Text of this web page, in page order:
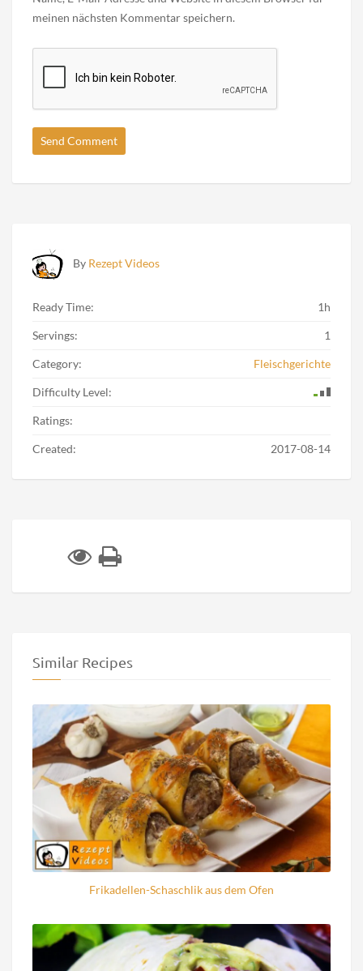
meinen nächsten Kommentar speichern.
By Rezept Videos
Ready Time: 1h
Servings: 1
Category: Fleischgerichte
Difficulty Level:
Ratings:
Created: 2017-08-14
Similar Recipes
Frikadellen-Schaschlik aus dem Ofen